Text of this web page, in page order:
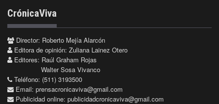
CrónicaViva
Director: Roberto Mejía Alarcón
Editora de opinión: Zuliana Lainez Otero
Editores: Raúl Graham Rojas
Walter Sosa Vivanco
Teléfono: (511) 3193500
Email: prensacronicaviva@gmail.com
Publicidad online: publicidadcronicaviva@gmail.com